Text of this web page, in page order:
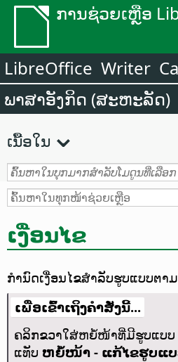
ການຊ່ວຍເຫຼືອ
LibreOffice Writer
ພາສາອັງກິດ (ສະຫະລັດ)
ເນື້ອໃນ
ເງື່ອນໄຂ
ກຳນົດເງື່ອນໄຂສຳລັບຮູບແບບຕາ
ເພື່ອເຂົ້າເຖິງຄຳສັ່ງນີ້...
ຄລິກຂວາໃສ່ຫຍໍ້ໜ້າທີ່ມີຮູບແບບ
ແທັບ ຫຍໍ້ໜ້າ - ແກ້ໄຂຮູບແບ